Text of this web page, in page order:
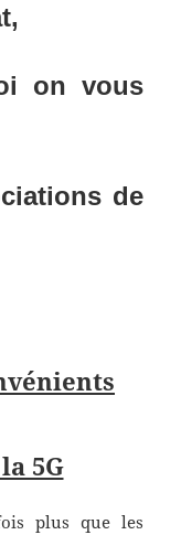
on vous
de
5G
plus que les